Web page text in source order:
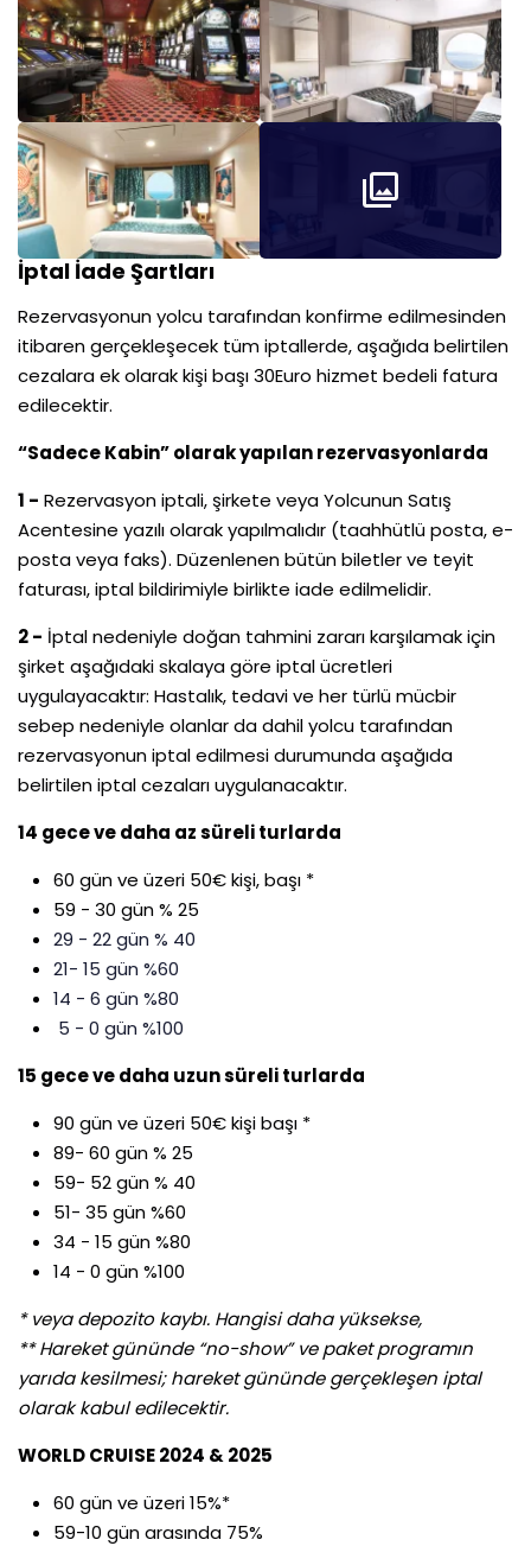
İptal İade Şartları
Rezervasyonun yolcu tarafından konfirme edilmesinden
itibaren gerçekleşecek tüm iptallerde, aşağıda belirtilen
cezalara ek olarak kişi başı 30Euro hizmet bedeli fatura
edilecektir.
“Sadece Kabin” olarak yapılan rezervasyonlarda
1 - Rezervasyon iptali, şirkete veya Yolcunun Satış
Acentesine yazılı olarak yapılmalıdır (taahhütlü posta, e-
posta veya faks). Düzenlenen bütün biletler ve teyit
faturası, iptal bildirimiyle birlikte iade edilmelidir.
2 - İptal nedeniyle doğan tahmini zararı karşılamak için
şirket aşağıdaki skalaya göre iptal ücretleri
uygulayacaktır: Hastalık, tedavi ve her türlü mücbir
sebep nedeniyle olanlar da dahil yolcu tarafından
rezervasyonun iptal edilmesi durumunda aşağıda
belirtilen iptal cezaları uygulanacaktır.
14 gece ve daha az süreli turlarda
60 gün ve üzeri 50€ kişi, başı *
59 - 30 gün % 25
29 - 22 gün % 40
21- 15 gün %60
14 - 6 gün %80
5 - 0 gün %100
15 gece ve daha uzun süreli turlarda
90 gün ve üzeri 50€ kişi başı *
89- 60 gün % 25
59- 52 gün % 40
51- 35 gün %60
34 - 15 gün %80
14 - 0 gün %100
* veya depozito kaybı. Hangisi daha yüksekse,
** Hareket gününde “no-show” ve paket programın
yarıda kesilmesi; hareket gününde gerçekleşen iptal
olarak kabul edilecektir.
WORLD CRUISE 2024 & 2025
60 gün ve üzeri 15%*
59-10 gün arasında 75%